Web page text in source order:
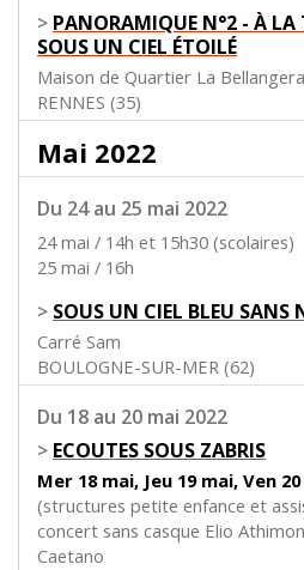
> PANORAMIQUE N°2 - À LA
SOUS UN CIEL ÉTOILÉ
Maison de Quartier La
RENNES (35)
Mai 2022
Du 24 au 25 mai 2022
24 mai / 14h et 15h30 (scolaires)
25 mai / 16h
> SOUS UN CIEL BLEU SANS
Carré Sam
BOULOGNE-SUR-MER (62)
Du 18 au 20 mai 2022
> ECOUTES SOUS ZABRIS
Mer 18 mai, Jeu 19 mai, Ven
(structures petite enfance et
concert sans casque Elio
Caetano